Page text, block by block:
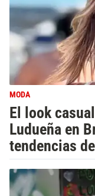
MODA
El look
Ludueña en
tendencias